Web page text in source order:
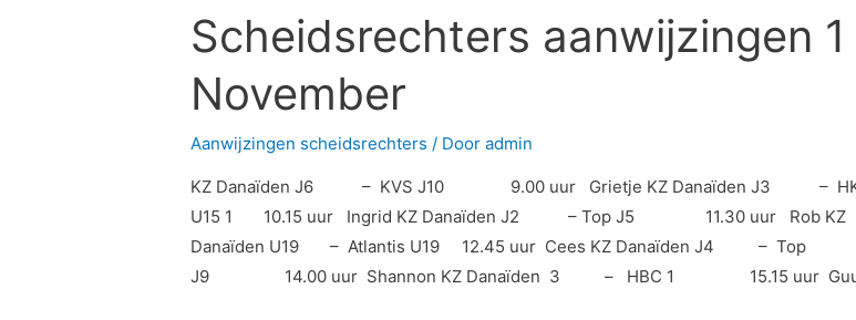
Scheidsrechters aanwijzingen 1
November
Aanwijzingen scheidsrechters / Dooradmin
KZ Danaïden J6 – KVS J10 9.00 uur Grietje KZ Danaïden J3 –
U15 1 10.15 uur Ingrid KZ Danaïden J2 – Top J5 11.30 uur Rob KZ
Danaïden U19 – Atlantis U19 12.45 uur Cees KZ Danaïden J4 – Top
J9 14.00 uur Shannon KZ Danaïden 3 – HBC 1 15.15 uur
1
November